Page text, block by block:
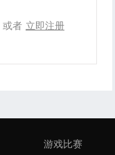
或者 立即注册
游戏比赛